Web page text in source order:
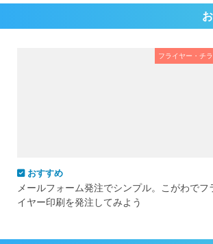
フライヤー・チ
おすすめ
メールフォーム発注でシンプル。こがわでフ
イヤー印刷を発注してみよう